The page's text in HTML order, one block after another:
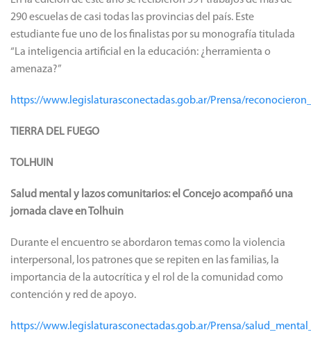
290 escuelas de casi todas las provincias del país. Este
estudiante fue uno de los finalistas por su monografía titulada
“La inteligencia artificial en la educación: ¿herramienta o
amenaza?”
https://www.legislaturasconectadas.gob.ar/Prensa/
TIERRA DEL FUEGO
TOLHUIN
Salud mental y lazos comunitarios: el Concejo acompañó una
jornada clave en Tolhuin
Durante el encuentro se abordaron temas como la violencia
interpersonal, los patrones que se repiten en las familias, la
importancia de la autocrítica y el rol de la comunidad como
contención y red de apoyo.
https://www.legislaturasconectadas.gob.ar/Prensa/